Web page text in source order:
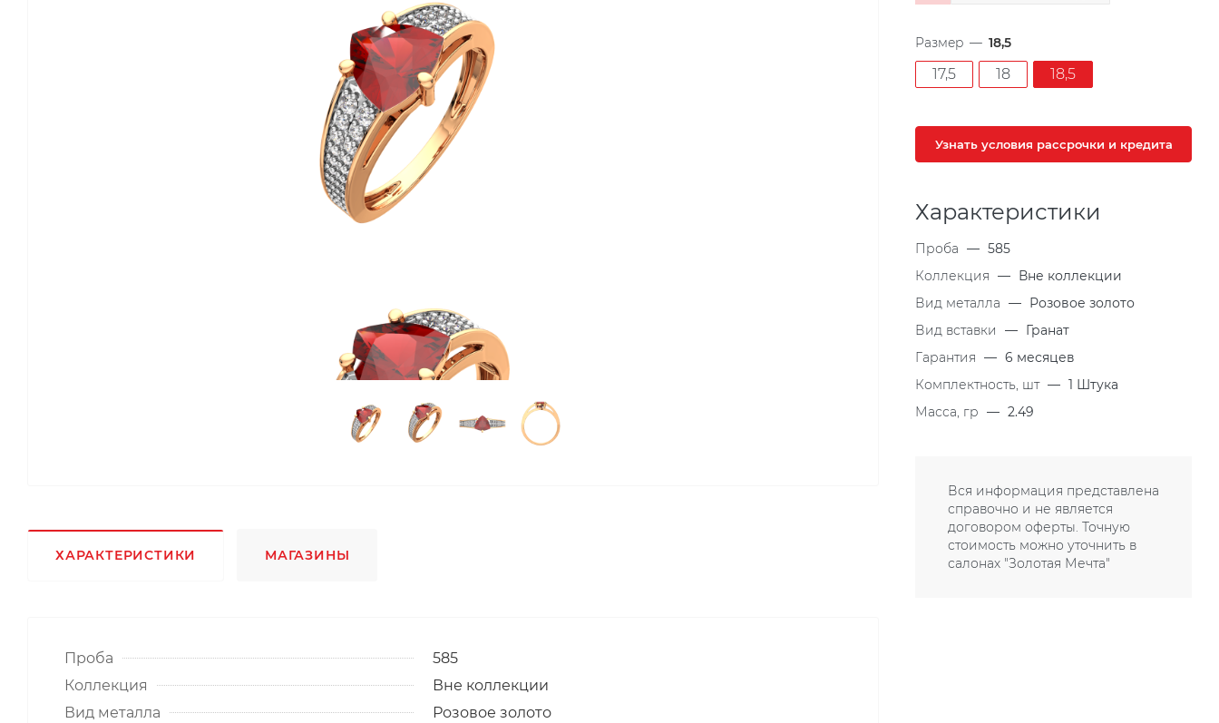
ХАРАКТЕРИСТИКИ МАГАЗИНЫ
Проба
585
Коллекция
Вне коллекции
Вид металла
Розовое золото
Размер — 18,5
17,5 18 18,5
Узнать условия рассрочки и кредита
Характеристики
Проба — 585
Коллекция — Вне коллекции
Вид металла — Розовое золото
Вид вставки
— Гранат
Гарантия — 6 месяцев
Комплектность, шт — 1 Штука
Масса, гр — 2.49
Вся информация представлена
справочно и не является
договором оферты. Точную
стоимость можно уточнить в
салонах "Золотая Мечта"